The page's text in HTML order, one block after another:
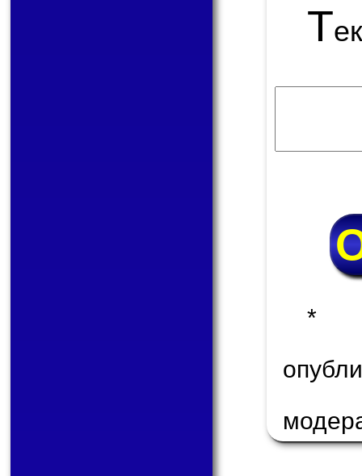
Т
*